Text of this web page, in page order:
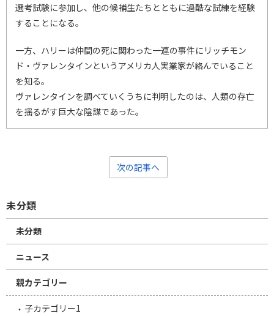
選考試験に参加し、他の候補生たちとともに過酷な試練を経験
することになる。
一方、ハリーは仲間の死に関わった一連の事件にリッチモン
ド・ヴァレンタインというアメリカ人実業家が絡んでいること
を知る。
ヴァレンタインを調べていくうちに判明したのは、人類の存亡
を揺るがす巨大な陰謀であった。
次の記事へ
未分類
未分類
ニュース
親カテゴリー
子カテゴリー1